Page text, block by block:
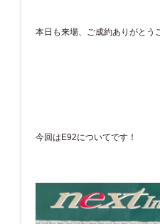
本日も来場、ご成約ありがとう
今回はE92についてです！